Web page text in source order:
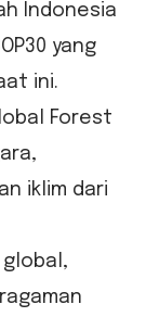
Indonesia
yang
ini.
Forest
iklim dari